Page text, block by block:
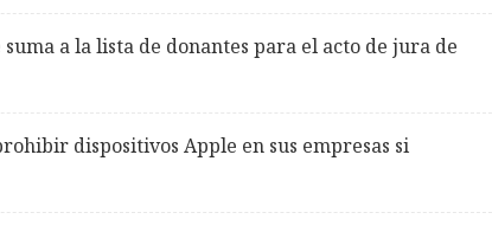
a la lista de donantes para el acto de jura de
dispositivos Apple en sus empresas si